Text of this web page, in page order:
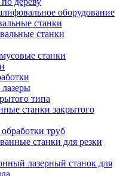
оборудование
станки
станки
станки
типа
станки закрытого
труб
станки для резки
лазерный станок для